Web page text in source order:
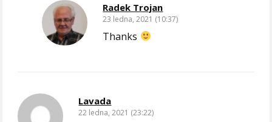
Radek Trojan
23 ledna, 2021 (10:37)
Thanks
Lavada
22 ledna, 2021 (23:22)